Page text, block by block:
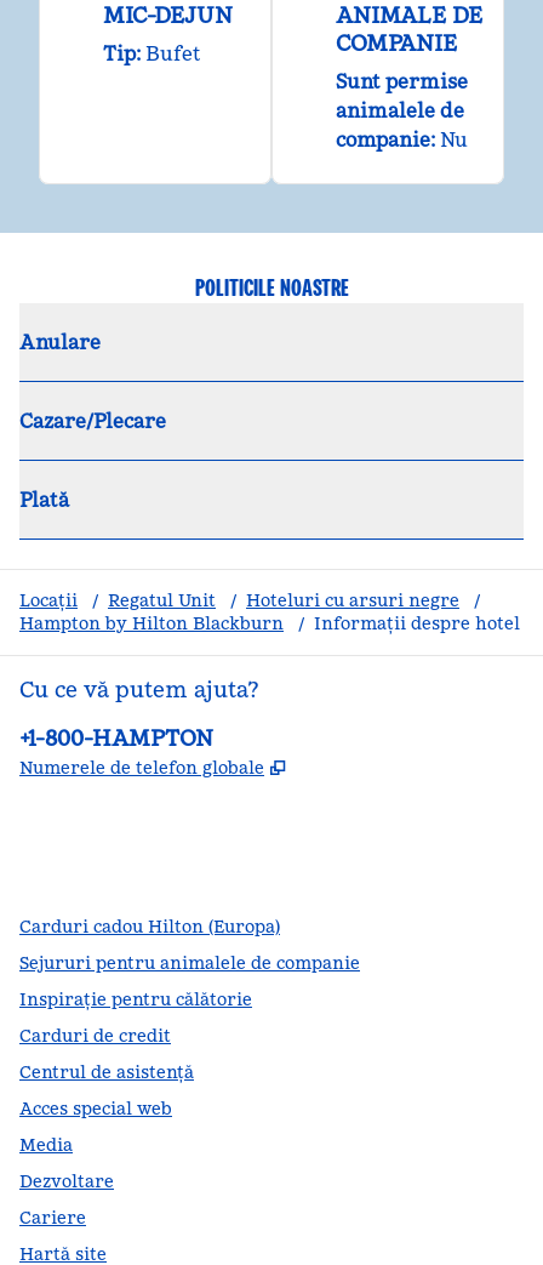
MIC-DEJUN
Tip: Bufet
ANIMALE DE
COMPANIE
Sunt permise
animalele de
companie: Nu
POLITICILE NOASTRE
Anulare
Cazare/Plecare
Plată
Locații / Regatul Unit / Hoteluri cu arsuri negre
/
Hampton by Hilton Blackburn
/ Informații despre hotel
Cu ce vă putem ajuta?
Telefon:
+1-800-HAMPTON
Numerele de telefon globale ,
Carduri cadou Hilton (Europa)
Sejururi pentru animalele de companie
Inspirație pentru călătorie
Carduri de credit
Centrul de asistență
Acces special web
Media
Dezvoltare
Cariere
Hartă site